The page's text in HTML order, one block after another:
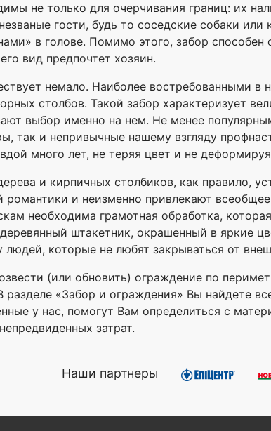
не только для очерчивания границ: их
гости, будь то соседские собаки
в голове. Помимо этого, забор
вид предпочтет хозяин.
немало. Наиболее востребованными в
столбов. Такой забор характеризует
выбор именно на нем. Не менее
так и непривычные нашему взгляду
много лет, не теряя цвет и не
и кирпичных столбиков, как правило,
романтики и неизменно привлекают
необходима грамотная обработка,
штакетник, окрашенный в яркие
людей, которые не любят закрываться от
(или обновить) ограждение по
«Забор и ограждения» Вы найдете
у нас, помогут Вам определиться с
затрат.
Наши партнеры